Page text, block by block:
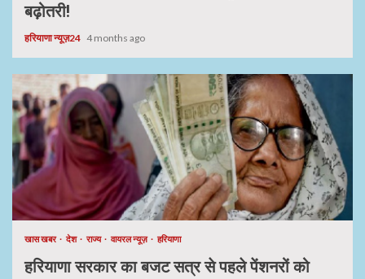
बढ़ोतरी!
हरियाणा न्यूज़24 4 months ago
खास खबर देश राज्य वायरल न्यूज़ हरियाणा
हरियाणा सरकार का बजट सत्र से पहले पेंशनरों को